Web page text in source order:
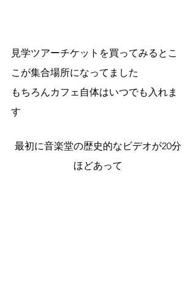
見学ツアーチケットを買ってみるとこ
こが集合場所になってました
もちろんカフェ自体はいつでも入れま
す
最初に音楽堂の歴史的なビデオが20分
ほどあって